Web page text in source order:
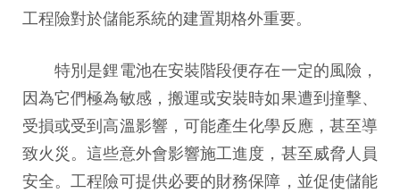
工程險對於儲能系統的建置期格外重要。
特別是鋰電池在安裝階段便存在一定的風險，
因為它們極為敏感，搬運或安裝時如果遭到撞擊、
受損或受到高溫影響，可能產生化學反應，甚至導
致火災。這些意外會影響施工進度，甚至威脅人員
安全。工程險可提供必要的財務保障，並促使儲能